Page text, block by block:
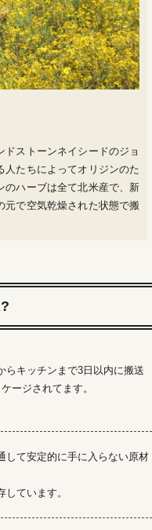
ストーンネイシードのジョ
人たちによってオリジンのた
のハーブは全て北米産で、新
元で空気乾燥された状態で搬
らキッチンまで3日以内に搬送
ージされてます。
して安定的に手に入らない原材
ています。